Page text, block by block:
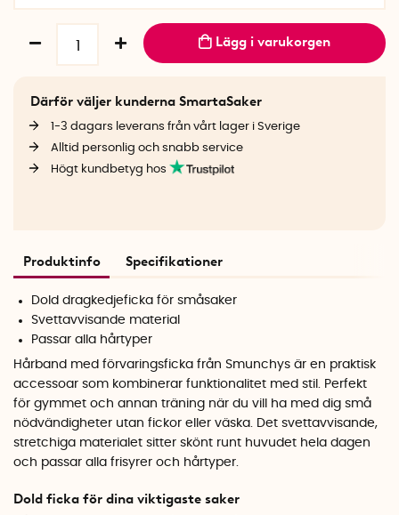
Lägg i varukorgen
Därför väljer kunderna SmartaSaker
1-3 dagars leverans från vårt lager i Sverige
Alltid personlig och snabb service
Högt kundbetyg hos
Produktinfo Specifikationer
Dold dragkedjeficka för småsaker
Svettavvisande material
Passar alla hårtyper
Hårband med förvaringsficka från Smunchys är en praktisk
accessoar som kombinerar funktionalitet med stil. Perfekt
för gymmet och annan träning när du vill ha med dig små
nödvändigheter utan fickor eller väska. Det svettavvisande,
stretchiga materialet sitter skönt runt huvudet hela dagen
och passar alla frisyrer och hårtyper.
Dold ficka för dina viktigaste saker